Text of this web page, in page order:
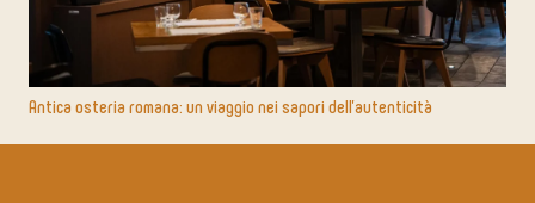
Antica osteria romana: un viaggio nei sapori dell’autenticità